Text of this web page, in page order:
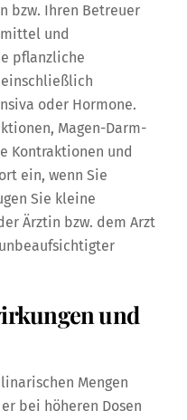
bzw. Ihren Betreuer
und
pflanzliche
oder Hormone.
Magen-Darm-
Kontraktionen und
ein, wenn Sie
Sie kleine
Ärztin bzw. dem Arzt
und
Mengen
bei höheren Dosen